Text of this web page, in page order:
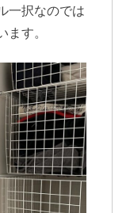
一択なのでは
す。